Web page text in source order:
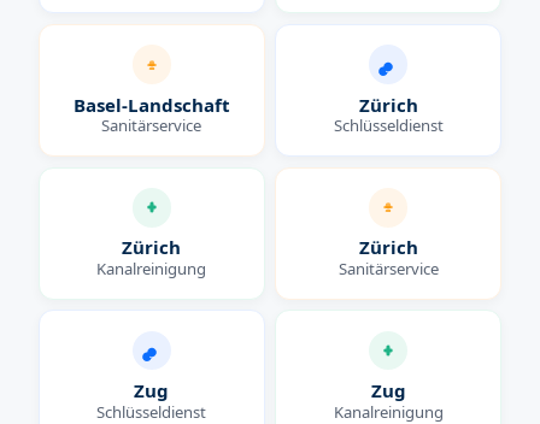
Basel-Landschaft
Sanitärservice
Zürich
Schlüsseldienst
Zürich
Kanalreinigung
Zürich
Sanitärservice
Zug
Schlüsseldienst
Zug
Kanalreinigung